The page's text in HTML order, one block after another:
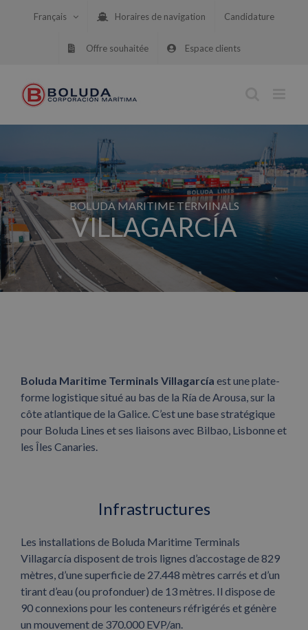
Français Horaires de navigation Candidature
Offre souhaitée Espace clients
BOLUDA MARITIME TERMINALS
VILLAGARCÍA
Boluda Maritime Terminals Villagarcía est une plate-
forme logistique situé au bas de la Ría de Arousa, sur la
côte atlantique de la Galice. C’est une base stratégique
pour Boluda Lines et ses liaisons avec Bilbao, Lisbonne et
les Îles Canaries.
Infrastructures
Les installations de Boluda Maritime Terminals
Villagarcía disposent de trois lignes d’accostage de 829
mètres, d’une superficie de 27.448 mètres carrés et d’un
tirant d’eau (ou profonduer) de 13 mètres. Il dispose de
90 connexions pour les conteneurs réfrigérés et génère
un mouvement de 370.000 EVP/an.